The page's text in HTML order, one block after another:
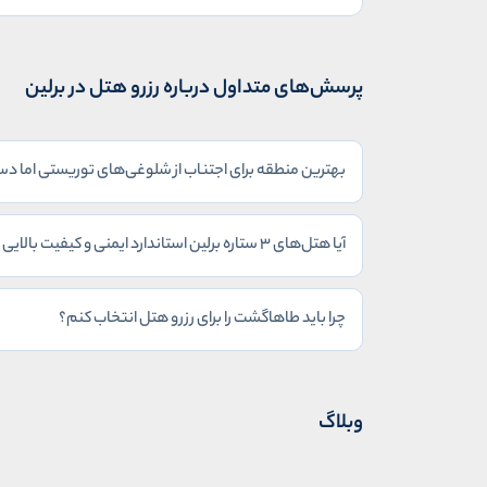
پرسش‌های متداول درباره رزرو هتل در برلین
بهترین منطقه برای اجتناب از شلوغی‌های توریستی
آیا هتل‌های ۳ ستاره برلین استاندارد ایمنی و کیفیت بالایی دارند؟
چرا باید طاهاگشت را برای رزرو هتل انتخاب کنم؟
وبلاگ